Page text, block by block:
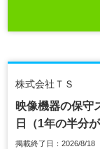
株式会社ＴＳ
映像機器の保守
日（1年の半分
掲載終了日：2026/8/18